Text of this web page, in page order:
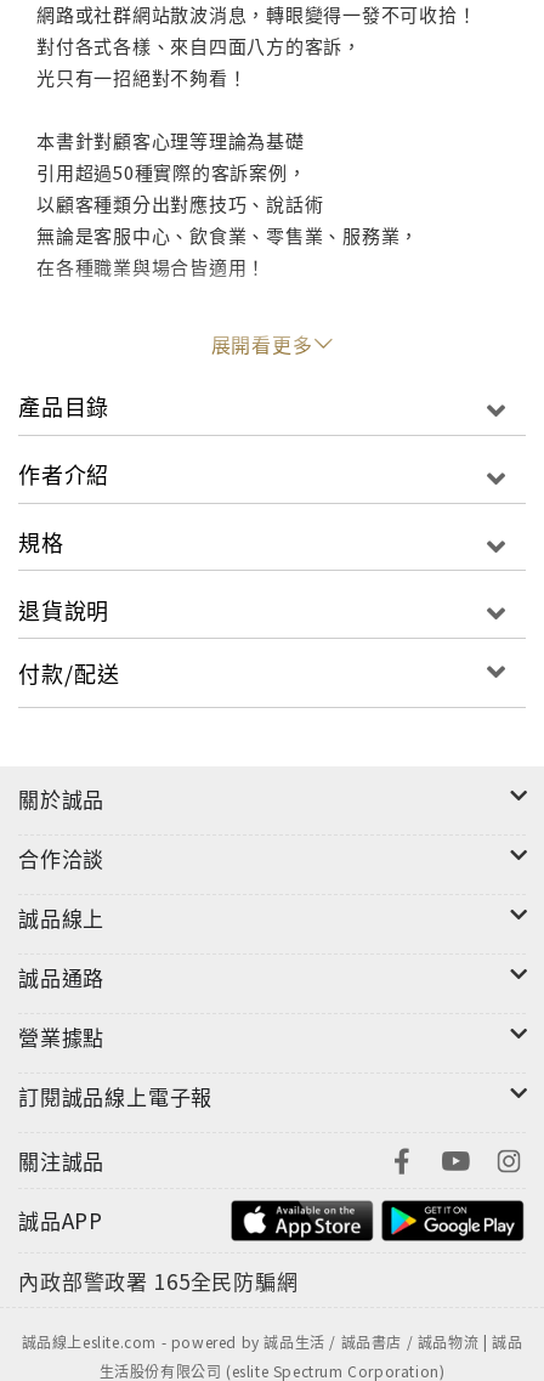
網路或社群網站散波消息，轉眼變得一發不可收拾！
對付各式各樣、來自四面八方的客訴，
光只有一招絕對不夠看！
本書針對顧客心理等理論為基礎
引用超過50種實際的客訴案例，
以顧客種類分出對應技巧、說話術
無論是客服中心、飲食業、零售業、服務業，
在各種職業與場合皆適用！
前言
假設現在客人是來客訴商品買沒多久就壞掉了，當客人
向客人道歉？
重覆「非常抱歉」的道歉方式，乍看之下很有禮貌，但
其實這是句非常危險的話。在調查清楚事實真相之前就
一直道歉，很有可能會引發必需償還、賠償損失等重大
近來我們都經常聽到食品中摻有異物的新聞。
我們回說：「本公司的工廠安全管理相當徹底，不可能
只會讓客人的不安，轉變為巨大的憤怒。
若把客訴當成日常對話的延伸，那能夠處理的事情則有
限。只是一味地說「對不起」，或是單方面地將企業理
論強加在客戶身上的處理方式，都有可能會讓客人的憤
根據客訴內容、狀況，使用不同的應對技巧，可減輕客
戶的怒氣，讓雙方的對談變得更加順暢。以誠摯的態度
來處理問題，也有可能讓客戶轉怒為笑。
常客或是優良顧客。
展開看更多
產品目錄
作者介紹
規格
退貨說明
付款/配送
關於誠品
合作洽談
誠品線上
誠品通路
營業據點
訂閱誠品線上電子報
關注誠品
誠品APP
內政部警政署 165全民防騙網
誠品線上eslite.com - powered by 誠品生活 / 誠品書店 / 誠品物流 | 誠品
生活股份有限公司 (eslite Spectrum Corporation)